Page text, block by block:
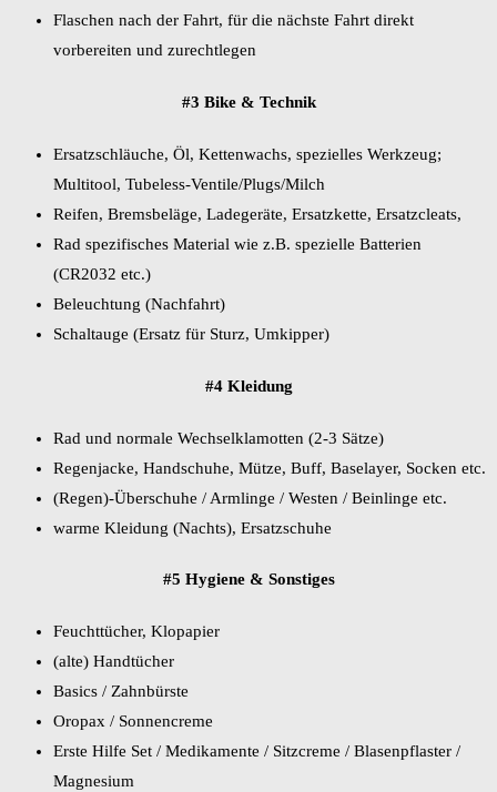
Flaschen nach der Fahrt, für die nächste Fahrt direkt
vorbereiten und zurechtlegen
#3 Bike & Technik
Ersatzschläuche, Öl, Kettenwachs, spezielles Werkzeug;
Multitool, Tubeless-Ventile/Plugs/Milch
Reifen, Bremsbeläge, Ladegeräte, Ersatzkette, Ersatzcleats,
Rad spezifisches Material wie z.B. spezielle Batterien
(CR2032 etc.)
Beleuchtung (Nachfahrt)
Schaltauge (Ersatz für Sturz, Umkipper)
#4 Kleidung
Rad und normale Wechselklamotten (2-3 Sätze)
Regenjacke, Handschuhe, Mütze, Buff, Baselayer, Socken etc.
(Regen)-Überschuhe / Armlinge / Westen / Beinlinge etc.
warme Kleidung (Nachts), Ersatzschuhe
#5 Hygiene & Sonstiges
Feuchttücher, Klopapier
(alte) Handtücher
Basics / Zahnbürste
Oropax / Sonnencreme
Erste Hilfe Set / Medikamente / Sitzcreme / Blasenpflaster /
Magnesium